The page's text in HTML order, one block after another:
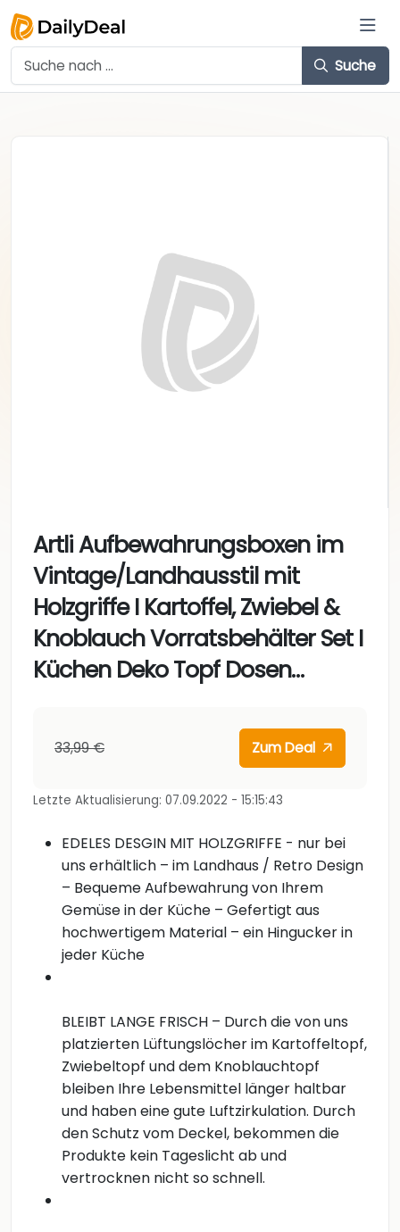
Suche
Artli Aufbewahrungsboxen im
Vintage/Landhausstil mit
Holzgriffe I Kartoffel, Zwiebel &
Knoblauch Vorratsbehälter Set I
Küchen Deko Topf Dosen…
33,99 € Zum Deal
Letzte Aktualisierung: 07.09.2022 - 15:15:43
EDELES DESGIN MIT HOLZGRIFFE - nur bei
uns erhältlich – im Landhaus / Retro Design
– Bequeme Aufbewahrung von Ihrem
Gemüse in der Küche – Gefertigt aus
hochwertigem Material – ein Hingucker in
jeder Küche
BLEIBT LANGE FRISCH – Durch die von uns
platzierten Lüftungslöcher im Kartoffeltopf,
Zwiebeltopf und dem Knoblauchtopf
bleiben Ihre Lebensmittel länger haltbar
und haben eine gute Luftzirkulation. Durch
den Schutz vom Deckel, bekommen die
Produkte kein Tageslicht ab und
vertrocknen nicht so schnell.